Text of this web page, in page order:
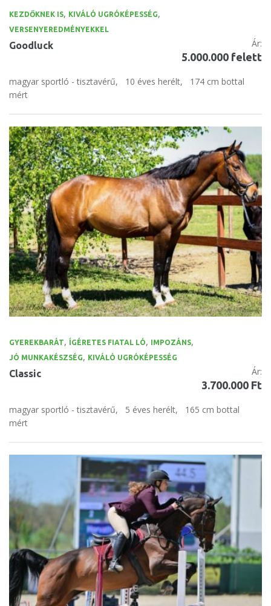
KEZDŐKNEK IS, KIVÁLÓ UGRÓKÉPESSÉG,
VERSENYEREDMÉNYEKKEL
Goodluck Ár:
5.000.000 felett
magyar sportló - tisztavérű, 10 éves herélt,
174 cm bottal
mért
GYEREKBARÁT, ÍGÉRETES FIATAL LÓ, IMPOZÁNS,
JÓ MUNKAKÉSZSÉG, KIVÁLÓ UGRÓKÉPESSÉG
Classic Ár:
3.700.000 Ft
magyar sportló - tisztavérű, 5 éves herélt,
165 cm bottal
mért